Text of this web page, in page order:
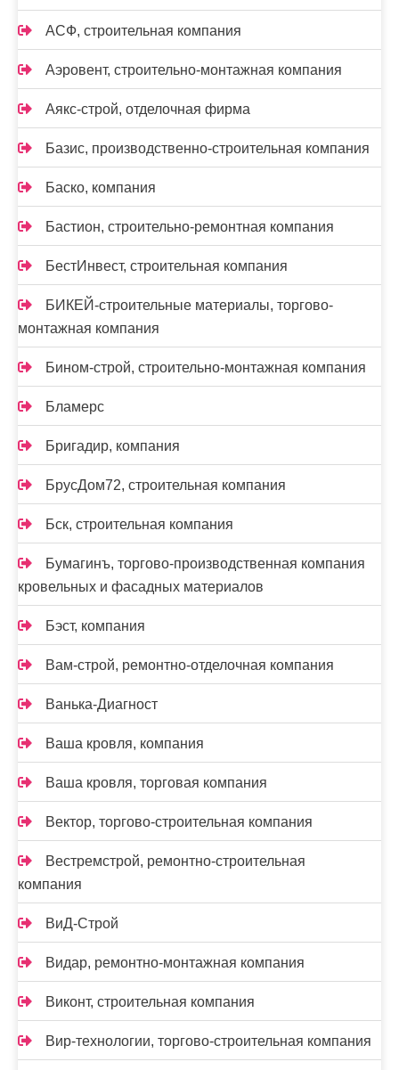
АСФ, строительная компания
Аэровент, строительно-монтажная компания
Аякс-строй, отделочная фирма
Базис, производственно-строительная компания
Баско, компания
Бастион, строительно-ремонтная компания
БестИнвест, строительная компания
БИКЕЙ-строительные материалы, торгово-
монтажная компания
Бином-строй, строительно-монтажная компания
Бламерс
Бригадир, компания
БрусДом72, строительная компания
Бск, строительная компания
Бумагинъ, торгово-производственная компания
кровельных и фасадных материалов
Бэст, компания
Вам-cтрой, ремонтно-отделочная компания
Ванька-Диагност
Ваша кровля, компания
Ваша кровля, торговая компания
Вектор, торгово-строительная компания
Вестремстрой, ремонтно-строительная
компания
ВиД-Строй
Видар, ремонтно-монтажная компания
Виконт, строительная компания
Вир-технологии, торгово-строительная компания